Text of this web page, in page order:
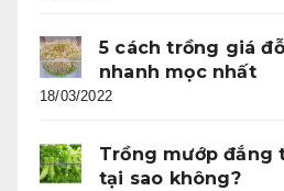
5 cách trồng giá
nhanh mọc nhất
18/03/2022
Trồng mướp đắng
tại sao không?